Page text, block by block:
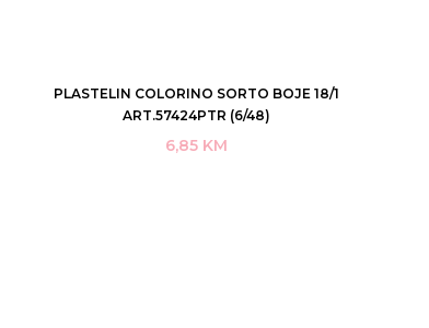
DODAJ U KORPU
KUPI ODMAH
PLASTELIN COLORINO SORTO BOJE 18/1
ART.57424PTR (6/48)
6,85 KM